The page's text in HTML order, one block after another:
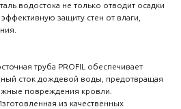
Zero
водостока не только отводит осадки
защиту стен от влаги,
труба PROFIL обеспечивает
сток дождевой воды, предотвращая
повреждения кровли.
из качественных